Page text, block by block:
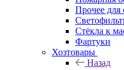
Прочее для
Стёкла к
Фартуки
Хозтовары
Назад